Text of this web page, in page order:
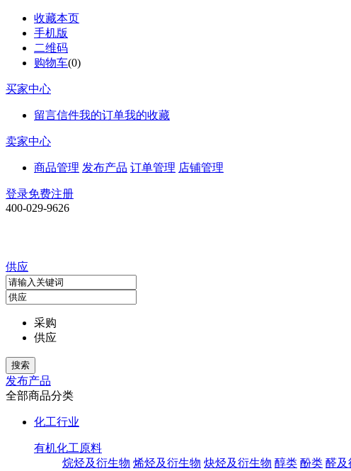
收藏本页
手机版
二维码
购物车(0)
买家中心
留言信件我的订单我的收藏
卖家中心
商品管理 发布产品 订单管理 店铺管理
登录免费注册
400-029-9626
供应
采购
供应
发布产品
全部商品分类
化工行业
有机化工原料
烷烃及衍生物 烯烃及衍生物 炔烃及衍生物 醇类 酚类 醛及